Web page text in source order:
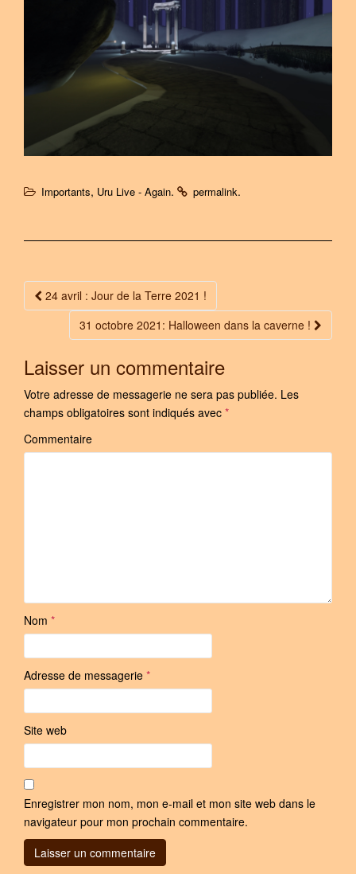
Importants, Uru Live - Again. permalink.
Post navigation
24 avril : Jour de la Terre 2021 !
31 octobre 2021: Halloween dans la caverne !
Laisser un commentaire
Votre adresse de messagerie ne sera pas publiée. Les
champs obligatoires sont indiqués avec *
Commentaire
Nom *
Adresse de messagerie *
Site web
Enregistrer mon nom, mon e-mail et mon site web dans le
navigateur pour mon prochain commentaire.